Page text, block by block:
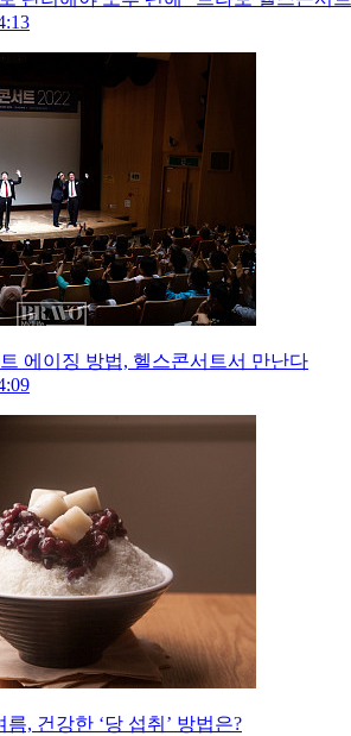
에이징 방법, 헬스콘서트서 만난다
, 건강한 ‘당 섭취’ 방법은?